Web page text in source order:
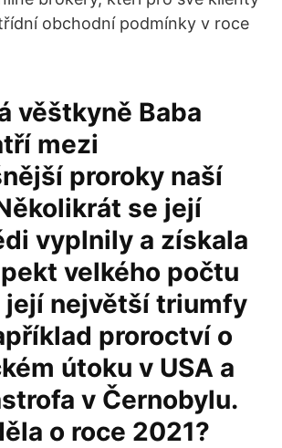
obchodní podmínky v roce
věštkyně Baba
mezi
proroky naší
se její
vyplnily a získala
velkého počtu
její největší triumfy
proroctví o
útoku v USA a
v Černobylu.
o roce 2021?